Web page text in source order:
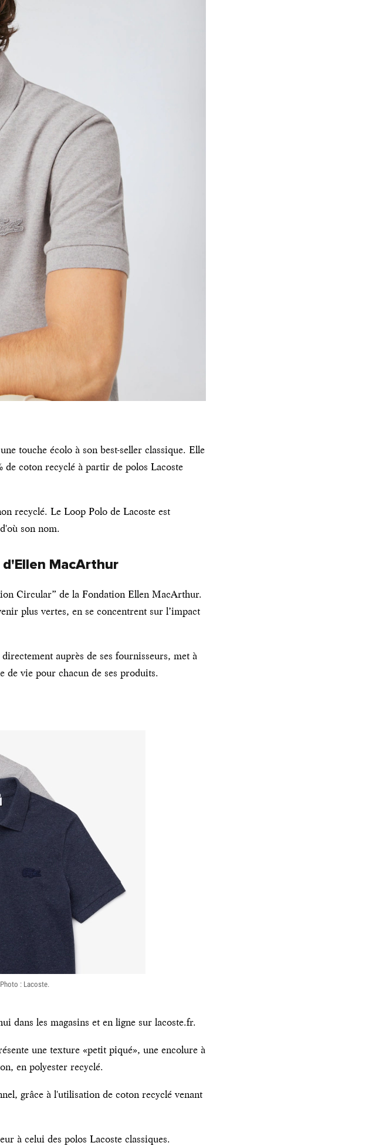
touche écolo à son best-seller classique. Elle
de coton recyclé à partir de polos Lacoste
recyclé. Le Loop Polo de Lacoste est
son nom.
MacArthur
Circular” de la Fondation Ellen MacArthur.
plus vertes, en se concentrent sur l’impact
auprès de ses fournisseurs, met à
de vie pour chacun de ses produits.
: Lacoste.
dans les magasins et en ligne sur lacoste.fr.
une texture «petit piqué», une encolure à
en polyester recyclé.
grâce à l'utilisation de coton recyclé venant
à celui des polos Lacoste classiques.